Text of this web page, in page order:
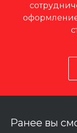
Ранее вы